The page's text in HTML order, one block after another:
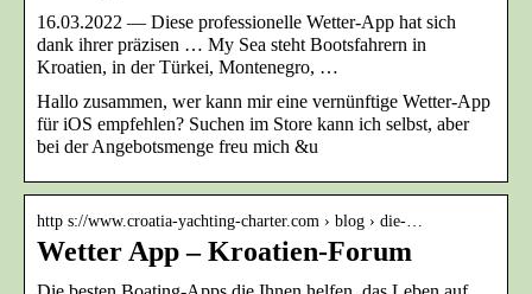
16.03.2022 — Diese professionelle Wetter-App hat sich
dank ihrer präzisen … My Sea steht Bootsfahrern in
Kroatien, in der Türkei, Montenegro, …
Hallo zusammen, wer kann mir eine vernünftige Wetter-App
für iOS empfehlen? Suchen im Store kann ich selbst, aber
bei der Angebotsmenge freu mich &u
http s://www.croatia-yachting-charter.com › blog › die-…
Wetter App – Kroatien-Forum